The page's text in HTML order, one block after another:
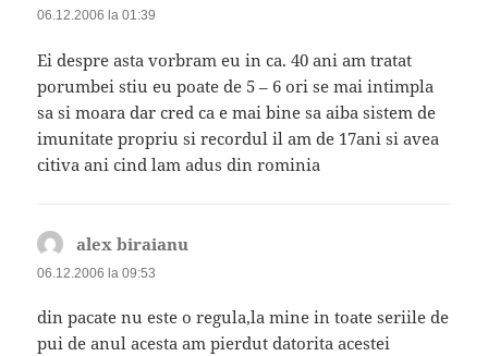
06.12.2006 la 01:39
Ei despre asta vorbram eu in ca. 40 ani am tratat
porumbei stiu eu poate de 5 – 6 ori se mai intimpla
sa si moara dar cred ca e mai bine sa aiba sistem de
imunitate propriu si recordul il am de 17ani si avea
citiva ani cind lam adus din rominia
alex biraianu
06.12.2006 la 09:53
din pacate nu este o regula,la mine in toate seriile de
pui de anul acesta am pierdut datorita acestei